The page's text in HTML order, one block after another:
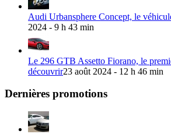
Audi Urbansphere Concept, le
2024 - 9 h 43 min
Le 296 GTB Assetto Fiorano, le
découvrir23 août 2024 - 12 h 46 min
Dernières promotions